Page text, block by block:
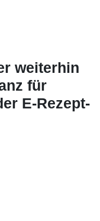
weiterhin
für
E-Rezept-